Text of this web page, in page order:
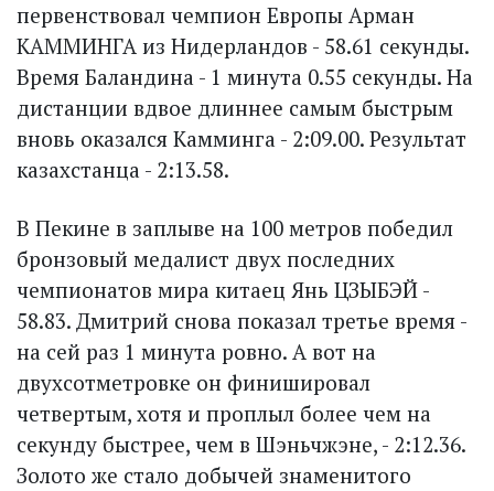
первенствовал чемпион Европы Арман
КАММИНГА из Нидерландов - 58.61 секунды.
Время Баландина - 1 минута 0.55 секунды. На
дистанции вдвое длиннее самым быстрым
вновь оказался Камминга - 2:09.00. Результат
казахстанца - 2:13.58.
В Пекине в заплыве на 100 метров победил
бронзовый медалист двух последних
чемпионатов мира китаец Янь ЦЗЫБЭЙ -
58.83. Дмитрий снова показал третье время -
на сей раз 1 минута ровно. А вот на
двухсотметровке он финишировал
четвертым, хотя и проплыл более чем на
секунду быстрее, чем в Шэньчжэне, - 2:12.36.
Золото же стало добычей знаменитого